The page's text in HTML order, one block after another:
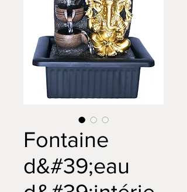
Fontaine
d&#39;eau